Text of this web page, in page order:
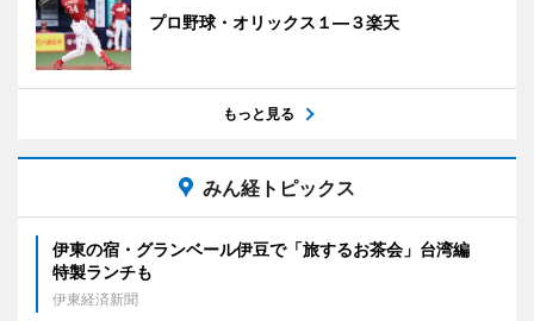
プロ野球・オリックス１―３楽天
もっと見る
みん経トピックス
伊東の宿・グランベール伊豆で「旅するお茶会」台湾編
特製ランチも
伊東経済新聞